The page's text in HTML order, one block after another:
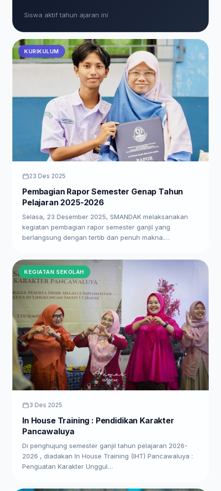
Siswa aktif tahun ajaran ini
KURIKULUM
23 Des 2025
Pembagian Rapor Semester Genap Tahun
Pelajaran 2025-2026
Selasa, 23 Desember 2025, SMANDAK melaksanakan
kegiatan pembagian rapor semester ganjil yang
berlangsung dengan tertib dan penuh makna.…
KEGIATAN SEKOLAH
3 Des 2025
In House Training : Pendidikan Karakter
Pancawaluya
Di penghujung semester ganjil tahun pelajaran 2026-
2026 , diadakan In House Training (IHT) Pancawaluya :
Penguatan Karakter Unggul…